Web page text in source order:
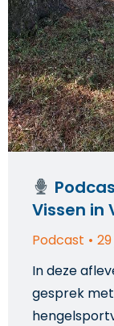
Vissen in
Podcast
In deze
gesprek